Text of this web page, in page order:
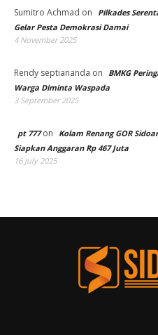
Sumitro Achmad on
Pilkades
Gelar Pesta Demokrasi Damai
4 November 2025
Rendy septiananda on
BMKG
Warga Diminta Waspada
3 September 2025
pt 777on
Kolam Renang GOR
Siapkan Anggaran Rp 467 Juta
16 July 2025